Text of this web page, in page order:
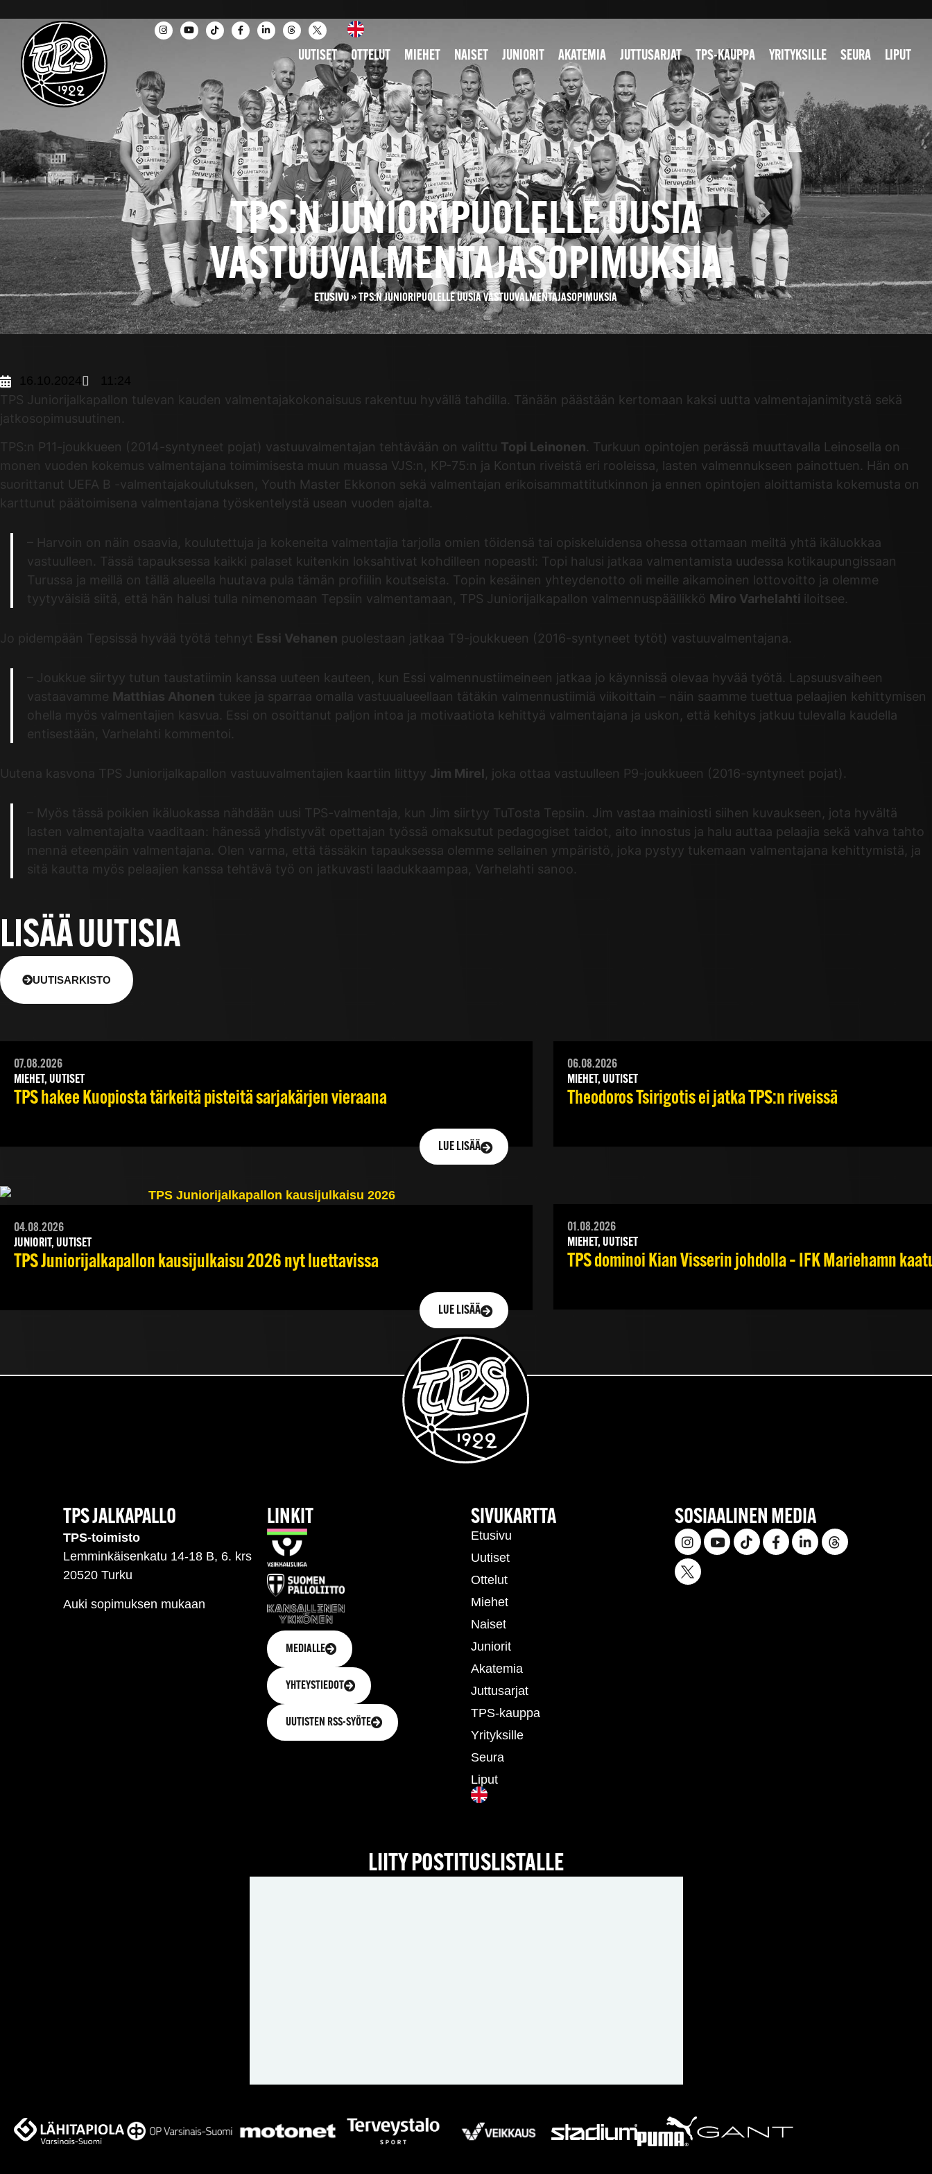
UUTISET OTTELUT MIEHET NAISET JUNIORIT AKATEMIA JUTTUSARJAT TPS-KAUPPA YRITYKSILLE SEURA LIPUT
TPS:N JUNIORIPUOLELLE UUSIA
VASTUUVALMENTAJASOPIMUKSIA
ETUSIVU»TPS:N JUNIORIPUOLELLE UUSIA VASTUUVALMENTAJASOPIMUKSIA
16.10.2024 11:24
TPS Juniorijalkapallon tulevan kauden valmentajakokonaisuus rakentuu hyvällä tahdilla. Tänään päästään kertomaan kaksi uutta valmentajanimitystä sekä
jatkosopimusuutinen.
TPS:n P11-joukkueen (2014-syntyneet pojat) vastuuvalmentajan tehtävään on valittu Topi Leinonen. Turkuun opintojen perässä muuttavalla Leinosella on
monen vuoden kokemus valmentajana toimimisesta muun muassa VJS:n, KP-75:n ja Kontun riveistä eri rooleissa, lasten valmennukseen painottuen. Hän on
suorittanut UEFA B -valmentajakoulutuksen, Youth Master Ekkonon sekä valmentajan erikoisammattitutkinnon ja ennen opintojen aloittamista kokemusta on
karttunut päätoimisena valmentajana työskentelystä usean vuoden ajalta.
– Harvoin on näin osaavia, koulutettuja ja kokeneita valmentajia tarjolla omien töidensä tai opiskeluidensa ohessa ottamaan meiltä yhtä ikäluokkaa
vastuulleen. Tässä tapauksessa kaikki palaset kuitenkin loksahtivat kohdilleen nopeasti: Topi halusi jatkaa valmentamista uudessa kotikaupungissaan
Turussa ja meillä on tällä alueella huutava pula tämän profiilin koutseista. Topin kesäinen yhteydenotto oli meille aikamoinen lottovoitto ja olemme
tyytyväisiä siitä, että hän halusi tulla nimenomaan Tepsiin valmentamaan, TPS Juniorijalkapallon valmennuspäällikkö Miro Varhelahti iloitsee.
Jo pidempään Tepsissä hyvää työtä tehnyt Essi Vehanen puolestaan jatkaa T9-joukkueen (2016-syntyneet tytöt) vastuuvalmentajana.
– Joukkue siirtyy tutun taustatiimin kanssa uuteen kauteen, kun Essi valmennustiimeineen jatkaa jo käynnissä olevaa hyvää työtä. Lapsuusvaiheen
vastaavamme Matthias Ahonen tukee ja sparraa omalla vastuualueellaan tätäkin valmennustiimiä viikoittain – näin saamme tuettua pelaajien kehittymisen
ohella myös valmentajien kasvua. Essi on osoittanut paljon intoa ja motivaatiota kehittyä valmentajana ja uskon, että kehitys jatkuu tulevalla kaudella
entisestään, Varhelahti kommentoi.
Uutena kasvona TPS Juniorijalkapallon vastuuvalmentajien kaartiin liittyy Jim Mirel, joka ottaa vastuulleen P9-joukkueen (2016-syntyneet pojat).
– Myös tässä poikien ikäluokassa nähdään uusi TPS-valmentaja, kun Jim siirtyy TuTosta Tepsiin. Jim vastaa mainiosti siihen kuvaukseen, jota hyvältä
lasten valmentajalta vaaditaan: hänessä yhdistyvät opettajan työssä omaksutut pedagogiset taidot, aito innostus ja halu auttaa pelaajia sekä vahva tahto
mennä eteenpäin valmentajana. Olen varma, että tässäkin tapauksessa olemme sellainen ympäristö, joka pystyy tukemaan valmentajana kehittymistä, ja
sitä kautta myös pelaajien kanssa tehtävä työ on jatkuvasti laadukkaampaa, Varhelahti sanoo.
LISÄÄ UUTISIA
UUTISARKISTO
07.08.2026
MIEHET, UUTISET
TPS hakee Kuopiosta tärkeitä pisteitä sarjakärjen vieraana
LUE LISÄÄ
06.08.2026
MIEHET, UUTISET
Theodoros Tsirigotis ei jatka TPS:n riveissä
04.08.2026
JUNIORIT, UUTISET
TPS Juniorijalkapallon kausijulkaisu 2026 nyt luettavissa
LUE LISÄÄ
01.08.2026
MIEHET, UUTISET
TPS dominoi Kian Visserin johdolla – IFK Mariehamn
TPS JALKAPALLO
TPS-toimisto
Lemminkäisenkatu 14-18 B, 6. krs
20520 Turku
Auki sopimuksen mukaan
LINKIT
MEDIALLE
YHTEYSTIEDOT
UUTISTEN RSS-SYÖTE
SIVUKARTTA
Etusivu
Uutiset
Ottelut
Miehet
Naiset
Juniorit
Akatemia
Juttusarjat
TPS-kauppa
Yrityksille
Seura
Liput
SOSIAALINEN MEDIA
LIITY POSTITUSLISTALLE